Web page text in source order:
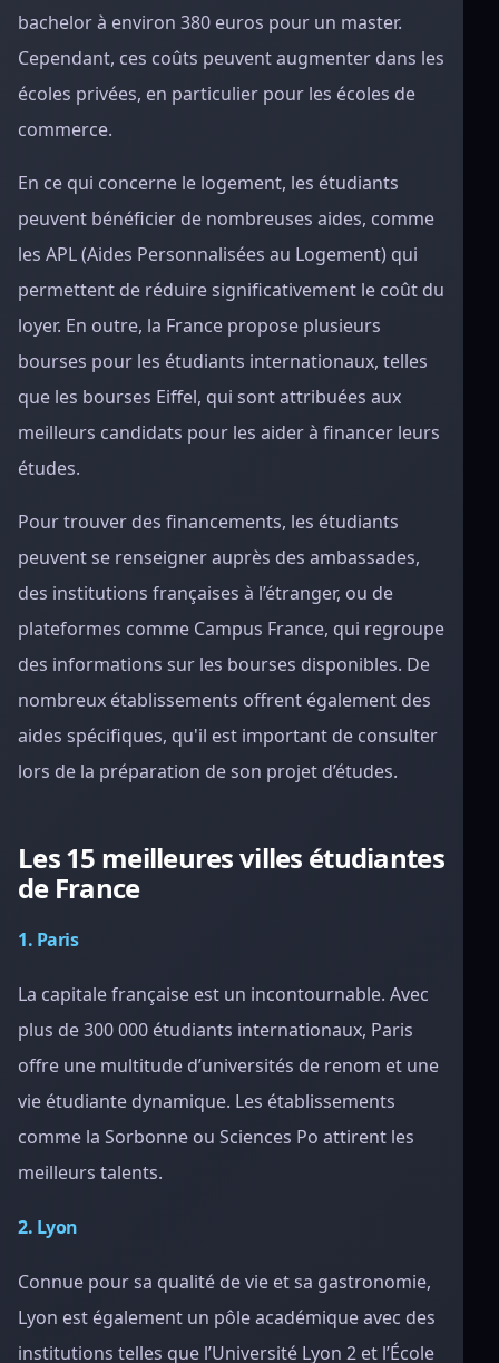
bachelor à environ 380 euros pour un master.
Cependant, ces coûts peuvent augmenter dans les
écoles privées, en particulier pour les écoles de
commerce.
En ce qui concerne le logement, les étudiants
peuvent bénéficier de nombreuses aides, comme
les APL (Aides Personnalisées au Logement) qui
permettent de réduire significativement le coût du
loyer. En outre, la France propose plusieurs
bourses pour les étudiants internationaux, telles
que les bourses Eiffel, qui sont attribuées aux
meilleurs candidats pour les aider à financer leurs
études.
Pour trouver des financements, les étudiants
peuvent se renseigner auprès des ambassades,
des institutions françaises à l’étranger, ou de
plateformes comme Campus France, qui regroupe
des informations sur les bourses disponibles. De
nombreux établissements offrent également des
aides spécifiques, qu'il est important de consulter
lors de la préparation de son projet d’études.
Les 15 meilleures villes étudiantes
de France
1. Paris
La capitale française est un incontournable. Avec
plus de 300 000 étudiants internationaux, Paris
offre une multitude d’universités de renom et une
vie étudiante dynamique. Les établissements
comme la Sorbonne ou Sciences Po attirent les
meilleurs talents.
2. Lyon
Connue pour sa qualité de vie et sa gastronomie,
Lyon est également un pôle académique avec des
institutions telles que l’Université Lyon 2 et l’École